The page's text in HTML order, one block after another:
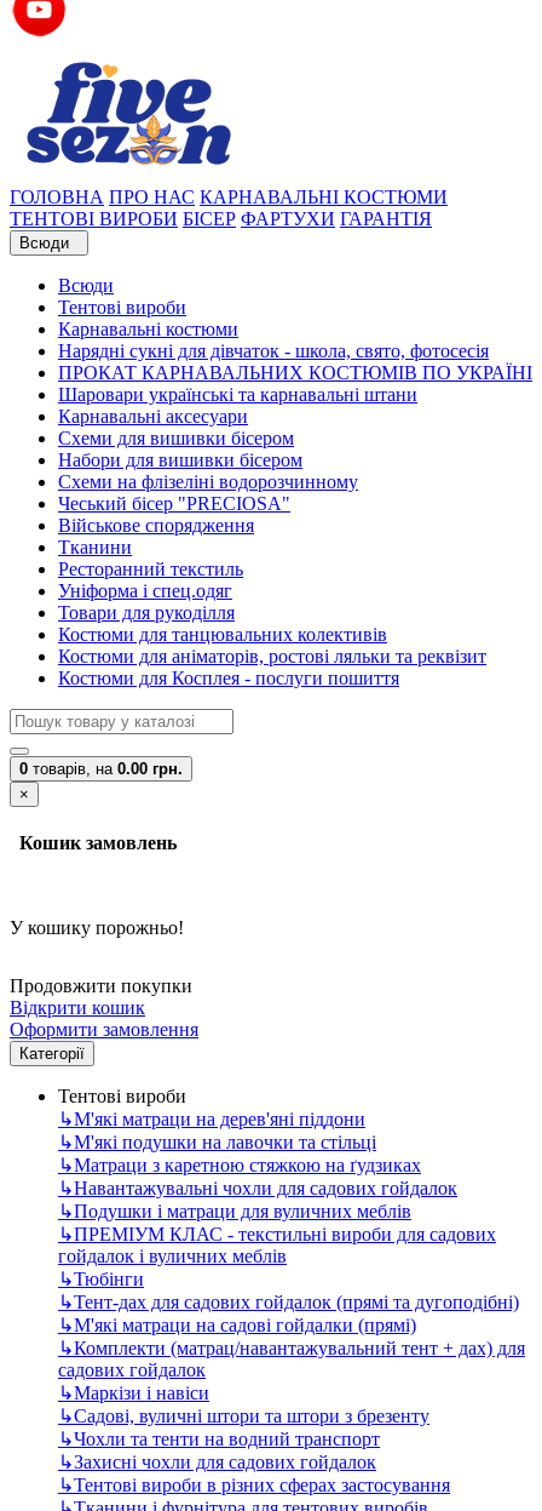
ГОЛОВНА ПРО НАС КАРНАВАЛЬНІ КОСТЮМИ
ТЕНТОВІ ВИРОБИ БІСЕР ФАРТУХИ ГАРАНТІЯ
Всюди
Всюди
Тентові вироби
Карнавальні костюми
Нарядні сукні для дівчаток - школа, свято, фотосесія
ПРОКАТ КАРНАВАЛЬНИХ КОСТЮМІВ ПО УКРАЇНІ
Шаровари українські та карнавальні штани
Карнавальні аксесуари
Схеми для вишивки бісером
Набори для вишивки бісером
Схеми на флізеліні водорозчинному
Чеський бісер "PRECIOSA"
Військове спорядження
Тканини
Ресторанний текстиль
Уніформа і спец.одяг
Товари для рукоділля
Костюми для танцювальних колективів
Костюми для аніматорів, ростові ляльки та реквізит
Костюми для Косплея - послуги пошиття
0 товарів, на 0.00 грн.
×
Кошик замовлень
У кошику порожньо!
Продовжити покупки
Відкрити кошик
Оформити замовлення
Категорії
Тентові вироби
↳М'які матраци на дерев'яні піддони
↳М'які подушки на лавочки та стільці
↳Матраци з каретною стяжкою на ґудзиках
↳Навантажувальні чохли для садових гойдалок
↳Подушки і матраци для вуличних меблів
↳ПРЕМІУМ КЛАС - текстильні вироби для садових
гойдалок і вуличних меблів
↳Тюбінги
↳Тент-дах для садових гойдалок (прямі та дугоподібні)
↳М'які матраци на садові гойдалки (прямі)
↳Комплекти (матрац/навантажувальний тент + дах) для
садових гойдалок
↳Маркізи і навіси
↳Садові, вуличні штори та штори з брезенту
↳Чохли та тенти на водний транспорт
↳Захисні чохли для садових гойдалок
↳Тентові вироби в різних сферах застосування